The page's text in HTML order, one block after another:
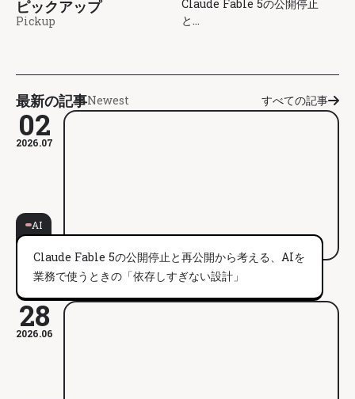
ピックアップ
Pickup
Claude Fable 5の公開停止
と...
最新の記事Newest すべての記事
02
2026.07
AI
Claude Fable 5の公開停止と再公開から考える、AIを
業務で使うときの「依存しすぎない設計」
28
2026.06